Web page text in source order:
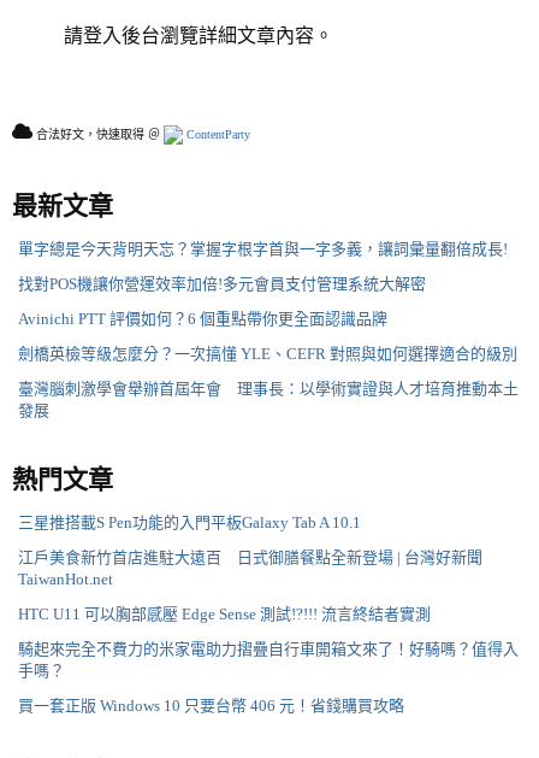
請登入後台瀏覽詳細文章內容。
合法好文，快速取得 ＠ ContentParty
最新文章
單字總是今天背明天忘？掌握字根字首與一字多義，讓詞彙量翻倍成長!
找對POS機讓你營運效率加倍!多元會員支付管理系統大解密
Avinichi PTT 評價如何？6 個重點帶你更全面認識品牌
劍橋英檢等級怎麼分？一次搞懂 YLE、CEFR 對照與如何選擇適合的級別
臺灣腦刺激學會舉辦首屆年會 理事長：以學術實證與人才培育推動本土
發展
熱門文章
三星推搭載S Pen功能的入門平板Galaxy Tab A 10.1
江戶美食新竹首店進駐大遠百 日式御膳餐點全新登場 | 台灣好新聞
TaiwanHot.net
HTC U11 可以胸部感壓 Edge Sense 測試!?!!! 流言終結者實測
騎起來完全不費力的米家電助力摺疊自行車開箱文來了！好騎嗎？值得入
手嗎？
買一套正版 Windows 10 只要台幣 406 元！省錢購買攻略